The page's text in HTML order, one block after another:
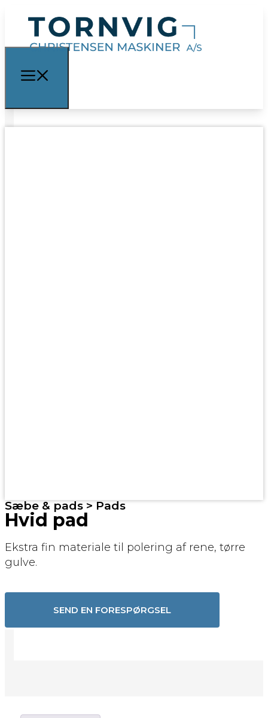
Sæbe & pads > Pads
Hvid pad
Ekstra fin materiale til polering af rene, tørre
gulve.
SEND EN FORESPØRGSEL